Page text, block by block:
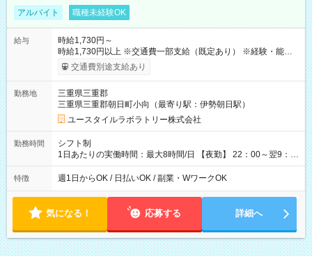
アルバイト 職種未経験OK
給与
時給1,730円～
時給1,730円以上 ※交通費一部支給（既定あり） ※経験・能力を
考慮して決定します 【収入例】 週1回勤務の場合：1,730円×8時
間×4回=5万5,360円 週3回勤務の場合：1,730円×8時間×12回
月 ※ 雇用形態と給与に、本採用時と異なる部分があります。 雇
用形態：本採用時と同じです。 給与：時給 1,520円以上
交通費別途支給あり
勤務地
三重県三重郡
三重県三重郡朝日町小向（最寄り駅：伊勢朝日駅）
ユースタイルラボラトリー株式会社
勤務時間
シフト制
1日あたりの実働時間：最大8時間/日 【夜勤】 22：00～翌9：
00 ※週1日～OK ／ 夜勤専従 ＊＊ 勤務時間例 ＊＊ ■22時か
ら翌7時 ■23時から翌8時 ■24時から翌9時 など ※上記の時間
ます。 ※曜日固定（毎週同じ曜日での勤務となります）
特徴 週1日からOK / 日払いOK / 副業・WワークOK
気になる！ 応募する 詳細へ